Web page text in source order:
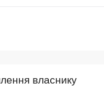
власнику